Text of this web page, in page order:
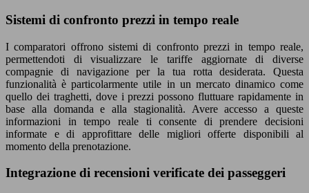
Sistemi di confronto prezzi in tempo reale
I comparatori offrono sistemi di confronto prezzi in tempo reale,
permettendoti di visualizzare le tariffe aggiornate di diverse
compagnie di navigazione per la tua rotta desiderata. Questa
funzionalità è particolarmente utile in un mercato dinamico come
quello dei traghetti, dove i prezzi possono fluttuare rapidamente in
base alla domanda e alla stagionalità. Avere accesso a queste
informazioni in tempo reale ti consente di prendere decisioni
informate e di approfittare delle migliori offerte disponibili al
momento della prenotazione.
Integrazione di recensioni verificate dei passeggeri